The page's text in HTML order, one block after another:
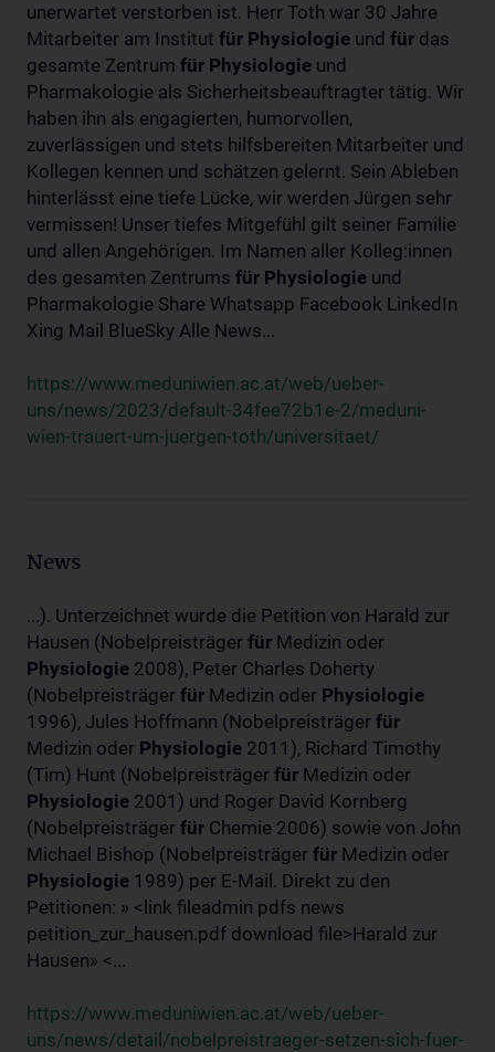
unerwartet verstorben ist. Herr Toth war 30 Jahre
Mitarbeiter am Institut für Physiologie und für das
gesamte Zentrum für Physiologie und
Pharmakologie als Sicherheitsbeauftragter tätig. Wir
haben ihn als engagierten, humorvollen,
zuverlässigen und stets hilfsbereiten Mitarbeiter und
Kollegen kennen und schätzen gelernt. Sein Ableben
hinterlässt eine tiefe Lücke, wir werden Jürgen sehr
vermissen! Unser tiefes Mitgefühl gilt seiner Familie
und allen Angehörigen. Im Namen aller Kolleg:innen
des gesamten Zentrums für Physiologie und
Pharmakologie Share Whatsapp Facebook LinkedIn
Xing Mail BlueSky Alle News...
https://www.meduniwien.ac.at/web/ueber-
uns/news/2023/default-34fee72b1e-2/meduni-
wien-trauert-um-juergen-toth/universitaet/
News
...). Unterzeichnet wurde die Petition von Harald zur
Hausen (Nobelpreisträger für Medizin oder
Physiologie 2008), Peter Charles Doherty
(Nobelpreisträger für Medizin oder Physiologie
1996), Jules Hoffmann (Nobelpreisträger für
Medizin oder Physiologie 2011), Richard Timothy
(Tim) Hunt (Nobelpreisträger für Medizin oder
Physiologie 2001) und Roger David Kornberg
(Nobelpreisträger für Chemie 2006) sowie von John
Michael Bishop (Nobelpreisträger für Medizin oder
Physiologie 1989) per E-Mail. Direkt zu den
Petitionen: » <link fileadmin pdfs news
petition_zur_hausen.pdf download file>Harald zur
Hausen» <...
https://www.meduniwien.ac.at/web/ueber-
uns/news/detail/nobelpreistraeger-setzen-sich-fuer-